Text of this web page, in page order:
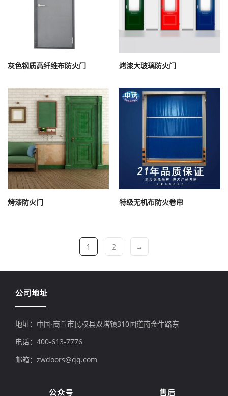
灰色钢质高纤维布防火门 烤漆大玻璃防火门
烤漆防火门 特级无机布防火卷帘
1 2 →
公司地址
地址：中国·商丘市民权县双塔镇310国道南金牛路东
电话：400-613-7776
邮箱：zwdoors@qq.com
公众号 售后